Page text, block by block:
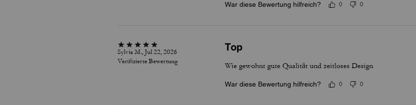
War diese Bewertung hilfreich? 0 0
Sylvia M., Jul 22, 2026
Verifizierte Bewertung
Top
Wie gewohnt gute Qualität und zeitloses Design
War diese Bewertung hilfreich? 0 0